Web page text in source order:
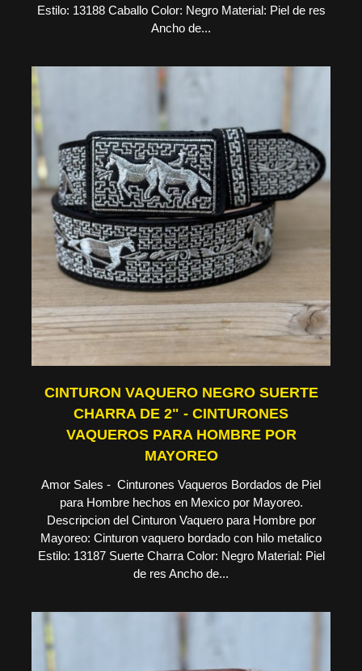
Estilo: 13188 Caballo Color: Negro Material: Piel de res
Ancho de...
CINTURON VAQUERO NEGRO SUERTE
CHARRA DE 2" - CINTURONES
VAQUEROS PARA HOMBRE POR
MAYOREO
Amor Sales - Cinturones Vaqueros Bordados de Piel
para Hombre hechos en Mexico por Mayoreo.
Descripcion del Cinturon Vaquero para Hombre por
Mayoreo: Cinturon vaquero bordado con hilo metalico
Estilo: 13187 Suerte Charra Color: Negro Material: Piel
de res Ancho de...